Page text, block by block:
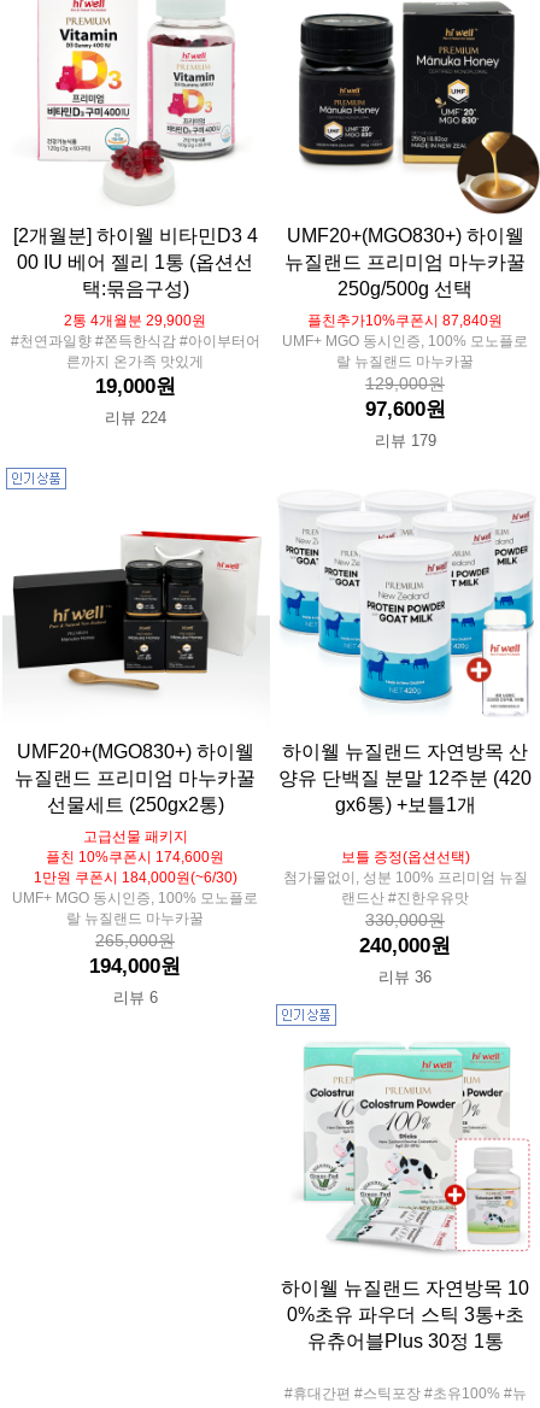
[2개월분] 하이웰 비타민D3 4
00 IU 베어 젤리 1통 (옵션선
택:묶음구성)
2통 4개월분 29,900원
#천연과일향 #쫀득한식감 #아이부터어
른까지 온가족 맛있게
19,000원
리뷰 224
UMF20+(MGO830+) 하이웰
뉴질랜드 프리미엄 마누카꿀
250g/500g 선택
플친추가10%쿠폰시 87,840원
UMF+ MGO 동시인증, 100% 모노플로
랄 뉴질랜드 마누카꿀
129,000원
97,600원
리뷰 179
UMF20+(MGO830+) 하이웰
뉴질랜드 프리미엄 마누카꿀
선물세트 (250gx2통)
고급선물 패키지
플친 10%쿠폰시 174,600원
1만원 쿠폰시 184,000원(~6/30)
UMF+ MGO 동시인증, 100% 모노플로
랄 뉴질랜드 마누카꿀
265,000원
194,000원
리뷰 6
하이웰 뉴질랜드 자연방목 산
양유 단백질 분말 12주분 (420
gx6통) +보틀1개
보틀 증정(옵션선택)
첨가물없이, 성분 100% 프리미엄 뉴질
랜드산 #진한우유맛
330,000원
240,000원
리뷰 36
하이웰 뉴질랜드 자연방목 10
0%초유 파우더 스틱 3통+초
유츄어블Plus 30정 1통
#휴대간편 #스틱포장 #초유100% #뉴